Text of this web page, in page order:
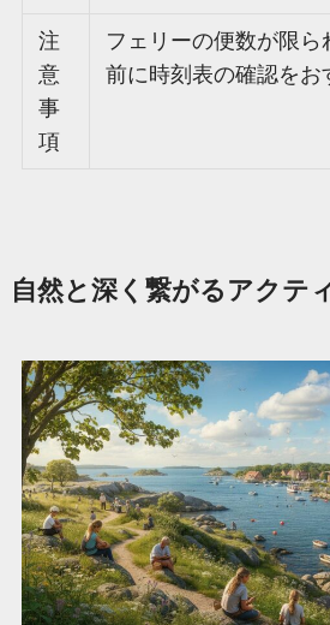
注
意
事
項
フェリーの便数が限
前に時刻表の確認をお
自然と深く繋がるアクテ